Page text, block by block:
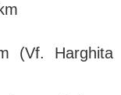
(Vf. Harghita